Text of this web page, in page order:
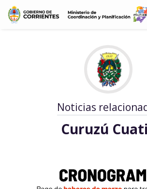
Noticias
Curuzú